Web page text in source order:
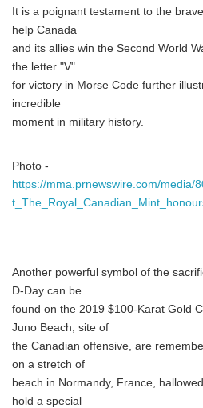
It is a poignant testament to the
help Canada
and its allies win the Second World
the letter "V"
for victory in Morse Code further
incredible
moment in military history.
Photo -
https://mma.prnewswire.com/media/
Another powerful symbol of the
D-Day can be
found on the 2019 $100-Karat Gold
Juno Beach, site of
the Canadian offensive, are
on a stretch of
beach in Normandy, France,
hold a special